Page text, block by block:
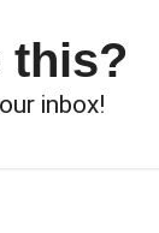
this?
inbox!